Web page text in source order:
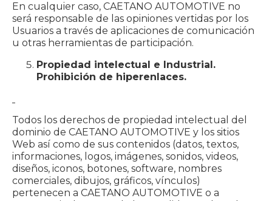
En cualquier caso, CAETANO AUTOMOTIVE no
será responsable de las opiniones vertidas por los
Usuarios a través de aplicaciones de comunicación
u otras herramientas de participación.
Propiedad intelectual e Industrial.
Prohibición de hiperenlaces.
Todos los derechos de propiedad intelectual del
dominio de CAETANO AUTOMOTIVE y los sitios
Web así como de sus contenidos (datos, textos,
informaciones, logos, imágenes, sonidos, videos,
diseños, iconos, botones, software, nombres
comerciales, dibujos, gráficos, vínculos)
pertenecen a CAETANO AUTOMOTIVE o a